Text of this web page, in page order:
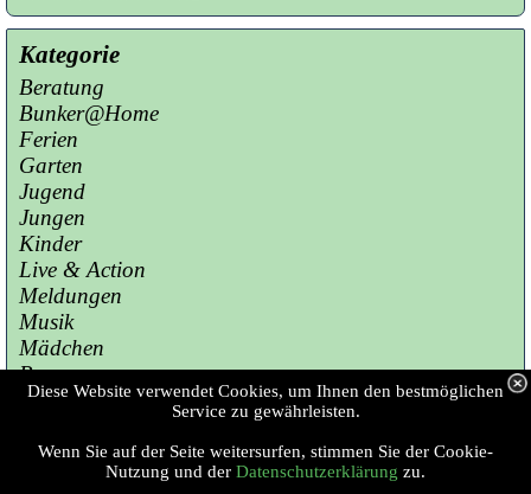
Kategorie
Beratung
Bunker@Home
Ferien
Garten
Jugend
Jungen
Kinder
Live & Action
Meldungen
Musik
Mädchen
Presse
Sport
Copyright © 2023 Jugendzentrum Bunker
Diese Website verwendet Cookies, um Ihnen den bestmöglichen
Service zu gewährleisten.
Wenn Sie auf der Seite weitersurfen, stimmen Sie der Cookie-
Nutzung und der Datenschutzerklärung zu.